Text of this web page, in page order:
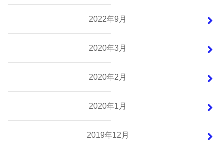
2022年9月
2020年3月
2020年2月
2020年1月
2019年12月